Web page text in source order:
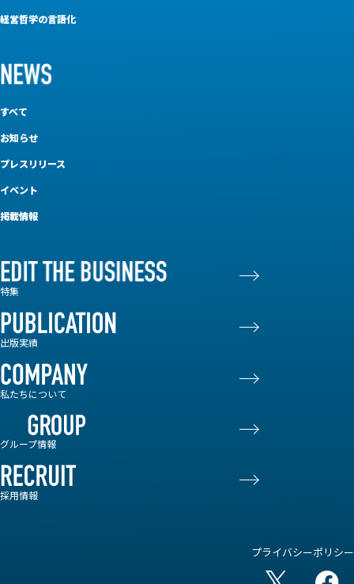
経営哲学の言語化
すべて
お知らせ
プレスリリース
イベント
掲載情報
特集
出版実績
私たちについて
グループ情報
採用情報
プライバシーポリシー